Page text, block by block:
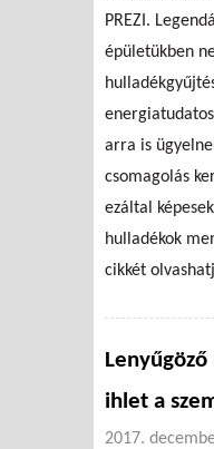
PREZI.
épületükben
arra is
csomagolás
ezáltal
hulladékok
cikkét
ihlet a
2017.